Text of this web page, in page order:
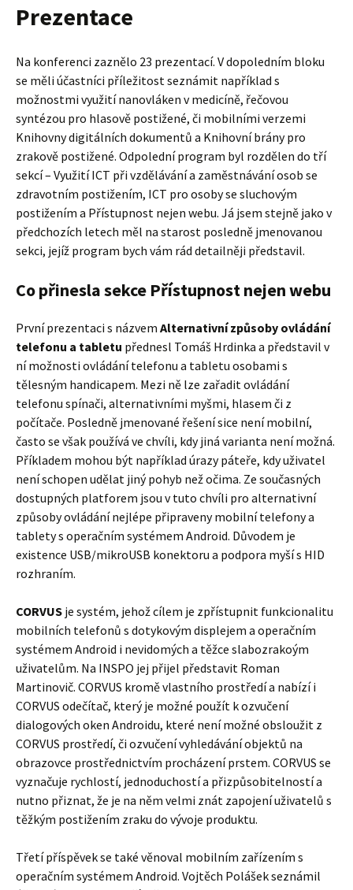
Prezentace
Na konferenci zaznělo 23 prezentací. V dopoledním bloku
se měli účastníci příležitost seznámit například s
možnostmi využití nanovláken v medicíně, řečovou
syntézou pro hlasově postižené, či mobilními verzemi
Knihovny digitálních dokumentů a Knihovní brány pro
zrakově postižené. Odpolední program byl rozdělen do tří
sekcí – Využití ICT při vzdělávání a zaměstnávání osob se
zdravotním postižením, ICT pro osoby se sluchovým
postižením a Přístupnost nejen webu. Já jsem stejně jako v
předchozích letech měl na starost posledně jmenovanou
sekci, jejíž program bych vám rád detailněji představil.
Co přinesla sekce Přístupnost nejen webu
První prezentaci s názvem Alternativní způsoby ovládání
telefonu a tabletu přednesl Tomáš Hrdinka a představil v
ní možnosti ovládání telefonu a tabletu osobami s
tělesným handicapem. Mezi ně lze zařadit ovládání
telefonu spínači, alternativními myšmi, hlasem či z
počítače. Posledně jmenované řešení sice není mobilní,
často se však používá ve chvíli, kdy jiná varianta není možná.
Příkladem mohou být například úrazy páteře, kdy uživatel
není schopen udělat jiný pohyb než očima. Ze současných
dostupných platforem jsou v tuto chvíli pro alternativní
způsoby ovládání nejlépe připraveny mobilní telefony a
tablety s operačním systémem Android. Důvodem je
existence USB/mikroUSB konektoru a podpora myší s HID
rozhraním.
CORVUS je systém, jehož cílem je zpřístupnit funkcionalitu
mobilních telefonů s dotykovým displejem a operačním
systémem Android i nevidomých a těžce slabozrakoým
uživatelům. Na INSPO jej přijel představit Roman
Martinovič. CORVUS kromě vlastního prostředí a nabízí i
CORVUS odečítač, který je možné použít k ozvučení
dialogových oken Androidu, které není možné obsloužit z
CORVUS prostředí, či ozvučení vyhledávání objektů na
obrazovce prostřednictvím procházení prstem. CORVUS se
vyznačuje rychlostí, jednoduchostí a přizpůsobitelností a
nutno přiznat, že je na něm velmi znát zapojení uživatelů s
těžkým postižením zraku do vývoje produktu.
Třetí příspěvek se také věnoval mobilním zařízením s
operačním systémem Android. Vojtěch Polášek seznámil